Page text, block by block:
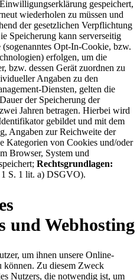
gespeichert,
wiederholen zu müssen und
der gesetzlichen Verpflichtung
Speicherung kann serverseitig
Opt-In-Cookie, bzw.
erfolgen, um die
bzw. dessen Gerät zuordnen zu
Angaben zu den
Diensten, gelten die
der Speicherung der
Jahren betragen. Hierbei wird
gebildet und mit dem
Angaben zur Reichweite der
Kategorien von Cookies und/oder
Browser, System und
Rechtsgrundlagen:
S. 1 lit. a) DSGVO).
und Webhosting
um ihnen unsere Online-
können. Zu diesem Zweck
Nutzers, die notwendig ist, um